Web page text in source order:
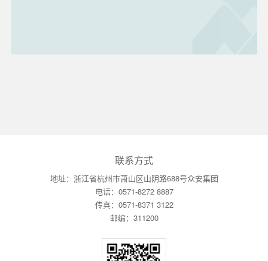
联系方式
地址：浙江省杭州市萧山区山阴路688号众安集团
电话：0571-8272 8887
传真：0571-8371 3122
邮编：311200